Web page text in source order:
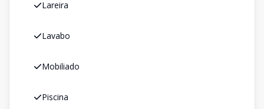
Lareira
Lavabo
Mobiliado
Piscina